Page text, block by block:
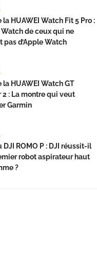
la HUAWEI Watch Fit 5 Pro :
Watch de ceux qui ne
pas d’Apple Watch
la HUAWEI Watch GT
2 : La montre qui veut
Garmin
DJI ROMO P : DJI réussit-il
robot aspirateur haut
?